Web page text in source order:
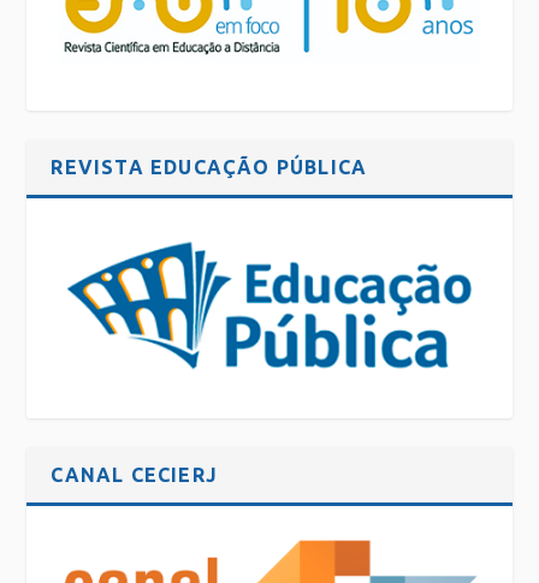
REVISTA EDUCAÇÃO PÚBLICA
CANAL CECIERJ